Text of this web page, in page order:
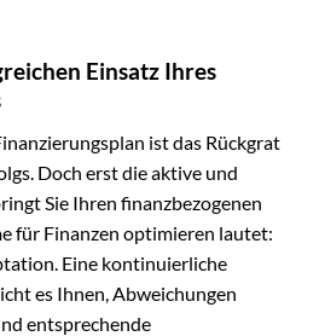
Einsatz Ihres
ist das Rückgrat
Doch erst die aktive und
Sie Ihren finanzbezogenen
für Finanzen optimieren lautet:
Eine kontinuierliche
es Ihnen, Abweichungen
entsprechende